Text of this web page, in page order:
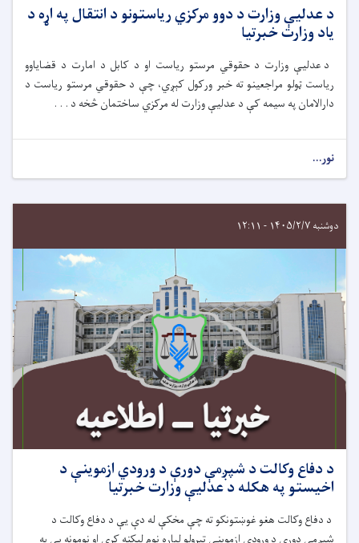
د عدلیې وزارت د دوو مرکزي ریاستونو د انتقال په اړه د
یاد وزارت خبرتیا
د عدلیې وزارت د حقوقي مرستو ریاست او د کابل د امارت د قضایاوو
ریاست ټولو مراجعینو ته خبر ورکول کېږي، چې د حقوقي مرستو ریاست د
دارالامان په سیمه کې د عدلیې وزارت له مرکزي ساختمان څخه د . . .
نور...
دوشنبه ۱۴۰۵/۲/۷ - ۱۲:۱۱
د دفاع وکالت د شپږمې دورې د ورودي ازموینې د
اخیستو په هکله د عدلیې وزارت خبرتیا
د دفاع وکالت هغو غوښتونکو ته چې مخکې له دې یې د دفاع وکالت د